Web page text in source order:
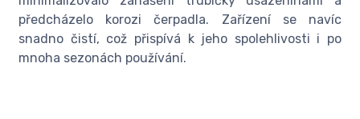
předcházelo korozi čerpadla. Zařízení se navíc
snadno čistí, což přispívá k jeho spolehlivosti i po
mnoha sezonách používání.